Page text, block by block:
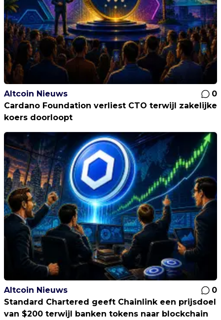
Altcoin Nieuws
0
Cardano Foundation verliest CTO terwijl zakelijke
koers doorloopt
Altcoin Nieuws
0
Standard Chartered geeft Chainlink een prijsdoel
van $200 terwijl banken tokens naar blockchain